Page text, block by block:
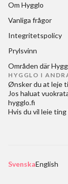
Om Hygglo
Vanliga frågor
Integritetspolicy
Prylsvinn
Områden där
HYGGLO I
Ønsker du at leje
Jos haluat
hygglo.fi
Hvis du vil leie ting
SvenskaEnglish